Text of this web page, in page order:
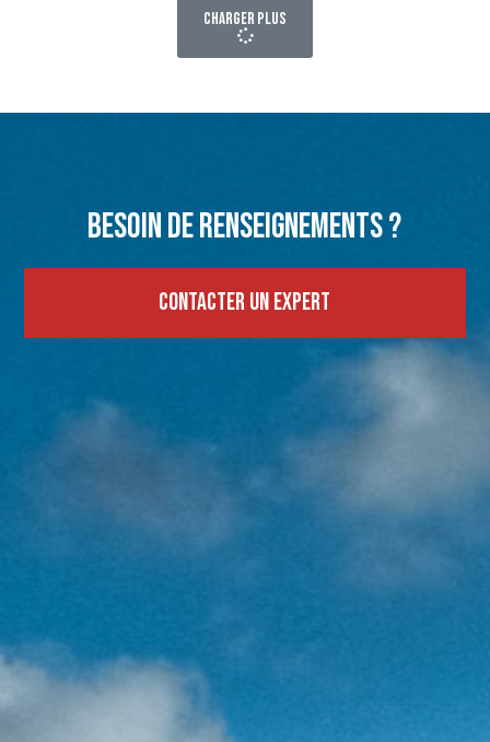
Charger plus
Besoin de renseignements ?
Contacter un expert